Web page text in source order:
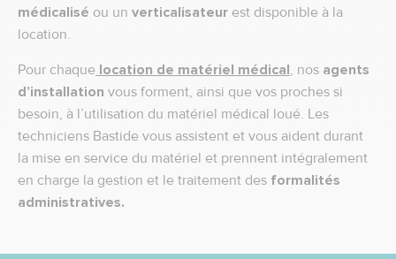
médicalisé ou un verticalisateur est disponible à la
location.
Pour chaque location de matériel médical, nos agents
d’installation vous forment, ainsi que vos proches si
besoin, à l’utilisation du matériel médical loué. Les
techniciens Bastide vous assistent et vous aident durant
la mise en service du matériel et prennent intégralement
en charge la gestion et le traitement des formalités
administratives.